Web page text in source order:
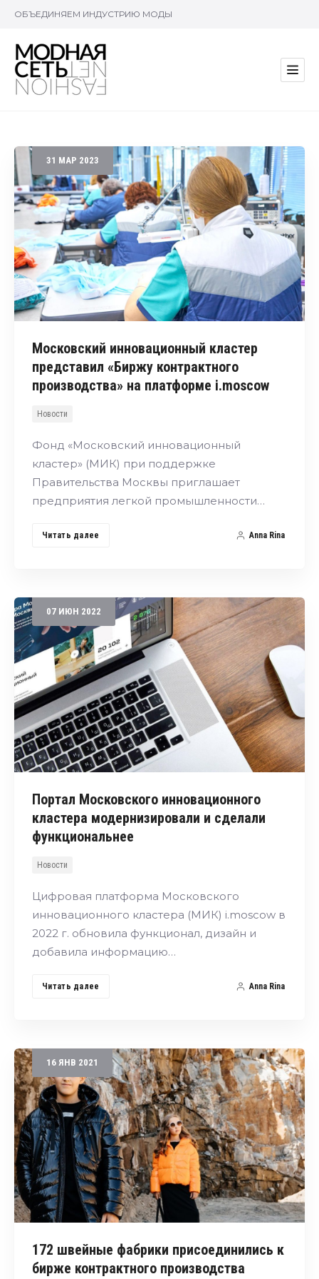
ОБЪЕДИНЯЕМ ИНДУСТРИЮ МОДЫ
31 МАР 2023
Московский инновационный кластер
представил «Биржу контрактного
производства» на платформе i.moscow
Новости
Фонд «Московский инновационный
кластер» (МИК) при поддержке
Правительства Москвы приглашает
предприятия легкой промышленности…
Читать далее Anna Rina
07 ИЮН 2022
Портал Московского инновационного
кластера модернизировали и сделали
функциональнее
Новости
Цифровая платформа Московского
инновационного кластера (МИК) i.moscow в
2022 г. обновила функционал, дизайн и
добавила информацию…
Читать далее Anna Rina
16 ЯНВ 2021
172 швейные фабрики присоединились к
бирже контрактного производства